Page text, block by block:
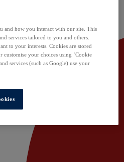
and how you interact with our site. This
services tailored to you and others.
to your interests. Cookies are stored
your choices using ‘Cookie
services (such as Google) use your